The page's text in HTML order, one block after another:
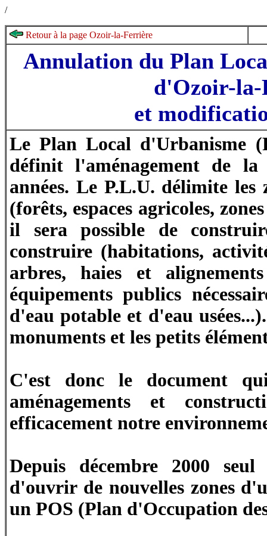
/
Retour à la page Ozoir-la-Ferrière
Annulation du Plan
d'Ozoir-
et
Le Plan Local d'Urbanisme
définit l'aménagement de
années. Le P.L.U. délimite les
(forêts, espaces agricoles,
il sera possible de
construire (habitations,
arbres, haies et
équipements publics
d'eau potable et d'eau
monuments et les petits
C'est donc le document
aménagements et
efficacement notre
Depuis décembre 2000
d'ouvrir de nouvelles zones
un POS (Plan d'Occupation